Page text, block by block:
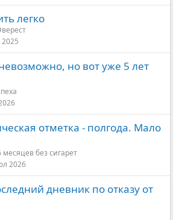
легко
2025
но вот уже 5 лет
отметка - полгода. Мало
месяцев без сигарет
2026
дневник по отказу от